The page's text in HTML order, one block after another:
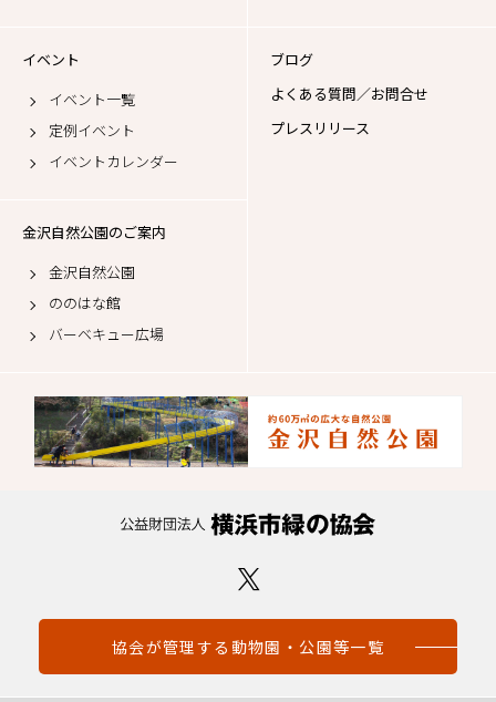
イベント
イベント一覧
定例イベント
イベントカレンダー
ブログ
よくある質問／お問合せ
プレスリリース
金沢自然公園のご案内
金沢自然公園
ののはな館
バーベキュー広場
協会が管理する動物園・公園等一覧